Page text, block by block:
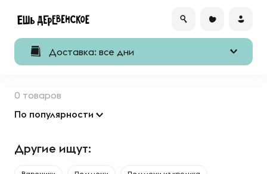
Доставка: все дни
0 товаров
По популярности
Другие ищут: